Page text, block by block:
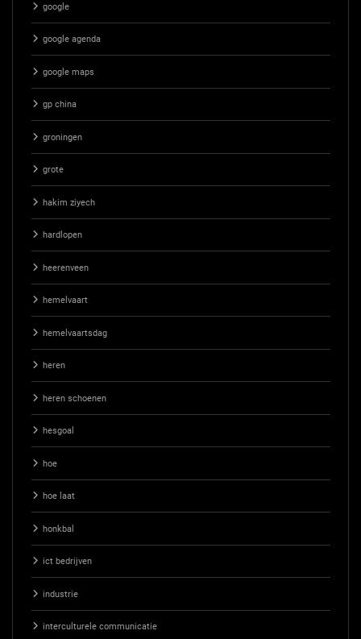
google
google agenda
google maps
gp china
groningen
grote
hakim ziyech
hardlopen
heerenveen
hemelvaart
hemelvaartsdag
heren
heren schoenen
hesgoal
hoe
hoe laat
honkbal
ict bedrijven
industrie
interculturele communicatie